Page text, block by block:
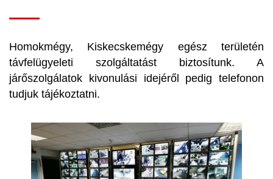
Homokmégy, Kiskecskemégy egész területén
távfelügyeleti szolgáltatást biztosítunk. A
járőszolgálatok kivonulási idejéről pedig telefonon
tudjuk tájékoztatni.